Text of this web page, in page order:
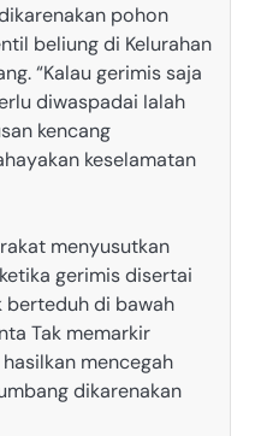
pohon
beliung di Kelurahan
“Kalau gerimis saja
diwaspadai Ialah
kencang
keselamatan
menyusutkan
gerimis disertai
berteduh di bawah
Tak memarkir
mencegah
dikarenakan